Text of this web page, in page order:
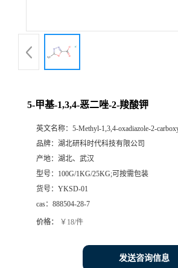
5-甲基-1,3,4-恶二唑-2-羧酸钾
英文名称： 5-Methyl-1,3,4-oxadiazole-2-
品牌： 湖北研科时代科技有限公司
产地： 湖北、武汉
型号： 100G/1KG/25KG;可按需包装
货号： YKSD-01
cas： 888504-28-7
价格： ￥18/件
发送咨询信息